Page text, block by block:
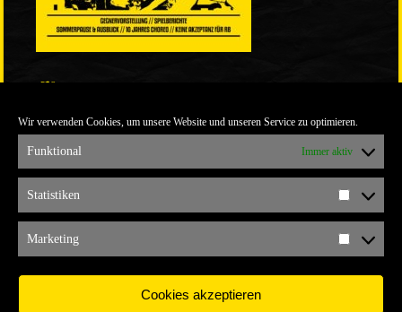
Wir verwenden Cookies, um unsere Website und unseren Service zu optimieren.
Funktional Immer aktiv
Statistiken
Marketing
Cookies akzeptieren
ULTRABLOG DER YELLOW CONNECTION
ALEMANNIA VERKAUFT MAN NICHT
ARCHIV
ARCHIV